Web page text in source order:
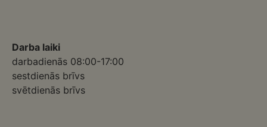
Darba laiki
darbadienās 08:00-17:00
sestdienās brīvs
svētdienās brīvs